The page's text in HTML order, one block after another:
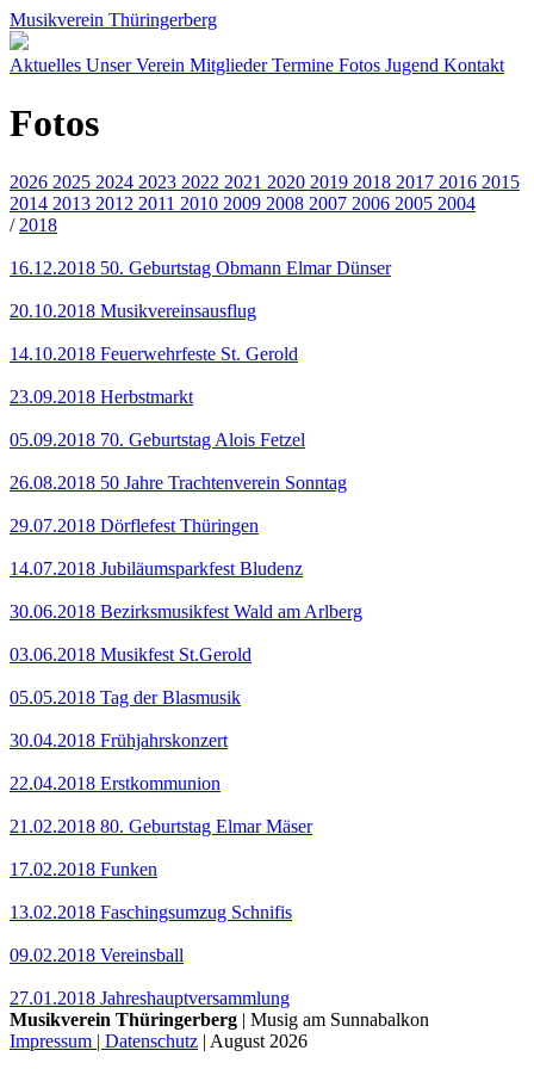
Musikverein Thüringerberg
Aktuelles Unser Verein MitgliederTermine Fotos Jugend Kontakt
Fotos
2026 2025 2024 2023 2022 2021 2020 2019 2018 2017 2016 2015
2014 2013 2012 2011 2010 2009 2008 2007 2006 2005 2004
/ 2018
16.12.2018 50. Geburtstag Obmann Elmar Dünser
20.10.2018 Musikvereinsausflug
14.10.2018 Feuerwehrfeste St. Gerold
23.09.2018 Herbstmarkt
05.09.2018 70. Geburtstag Alois Fetzel
26.08.2018 50 Jahre Trachtenverein Sonntag
29.07.2018 Dörflefest Thüringen
14.07.2018 Jubiläumsparkfest Bludenz
30.06.2018 Bezirksmusikfest Wald am Arlberg
03.06.2018 Musikfest St.Gerold
05.05.2018 Tag der Blasmusik
30.04.2018 Frühjahrskonzert
22.04.2018 Erstkommunion
21.02.2018 80. Geburtstag Elmar Mäser
17.02.2018 Funken
13.02.2018 Faschingsumzug Schnifis
09.02.2018 Vereinsball
27.01.2018 Jahreshauptversammlung
Musikverein Thüringerberg | Musig am Sunnabalkon
Impressum | Datenschutz | August 2026